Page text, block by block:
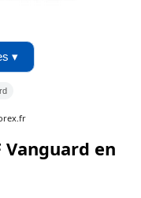
▾
Vanguard en